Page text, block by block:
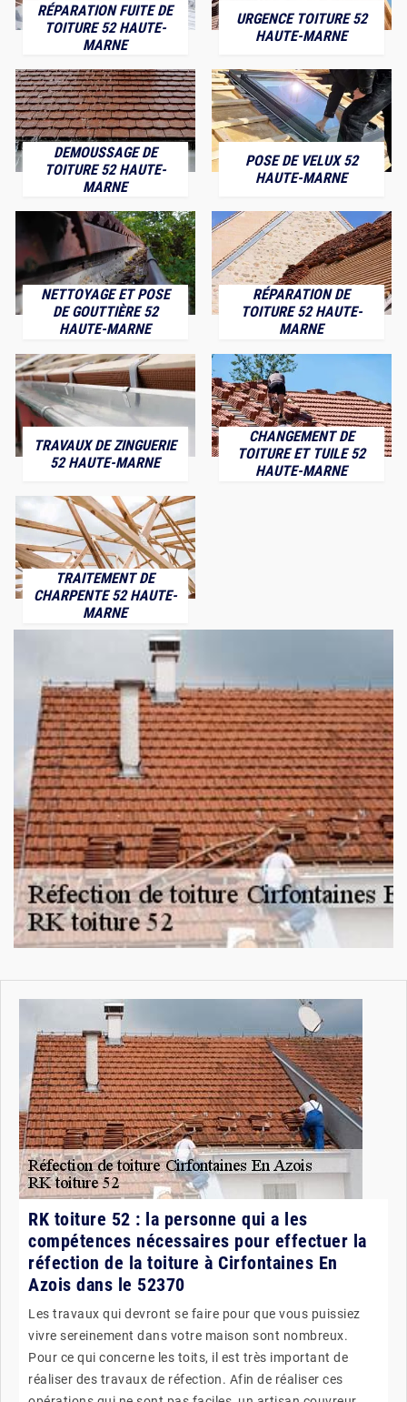
RÉPARATION FUITE DE
TOITURE 52 HAUTE-
MARNE
URGENCE TOITURE 52
HAUTE-MARNE
DEMOUSSAGE DE
TOITURE 52 HAUTE-
MARNE
POSE DE VELUX 52
HAUTE-MARNE
NETTOYAGE ET POSE
DE GOUTTIÈRE 52
HAUTE-MARNE
RÉPARATION DE
TOITURE 52 HAUTE-
MARNE
TRAVAUX DE ZINGUERIE
52 HAUTE-MARNE
CHANGEMENT DE
TOITURE ET TUILE 52
HAUTE-MARNE
TRAITEMENT DE
CHARPENTE 52 HAUTE-
MARNE
RK toiture 52 : la personne qui a les
compétences nécessaires pour effectuer la
réfection de la toiture à Cirfontaines En
Azois dans le 52370
Les travaux qui devront se faire pour que vous puissiez
vivre sereinement dans votre maison sont nombreux.
Pour ce qui concerne les toits, il est très important de
réaliser des travaux de réfection. Afin de réaliser ces